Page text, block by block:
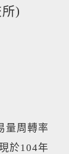
)
量周轉率
於104年